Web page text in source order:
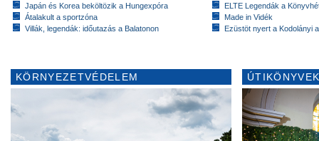
Japán és Korea beköltözik a Hungexpóra
Átalakult a sportzóna
Villák, legendák: időutazás a Balatonon
ELTE Legendák a
Made in Vidék
Ezüstöt nyert a Kodolányi
KÖRNYEZETVÉDELEM